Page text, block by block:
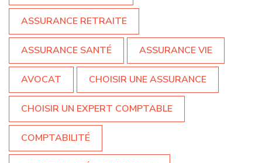
ASSURANCE RETRAITE
ASSURANCE SANTÉ ASSURANCE VIE
AVOCAT CHOISIR UNE ASSURANCE
CHOISIR UN EXPERT COMPTABLE
COMPTABILITÉ